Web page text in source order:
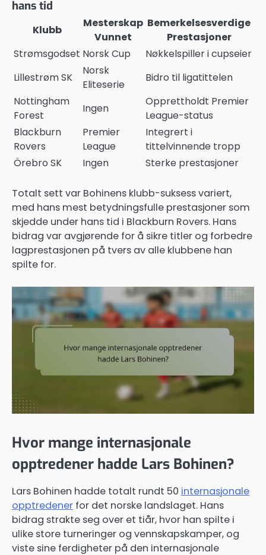
hans tid
Klubb
Mesterskap
Vunnet
Bemerkelsesverdige
Prestasjoner
Strømsgodset Norsk Cup
Nøkkelspiller i cupseier
Lillestrøm SK
Norsk
Eliteserie
Bidro til ligatittelen
Nottingham
Forest
Ingen
Opprettholdt Premier
League-status
Blackburn
Rovers
Premier
League
Integrert i
tittelvinnende tropp
Örebro SK
Ingen Sterke prestasjoner
Totalt sett var Bohinens klubb-suksess variert,
med hans mest betydningsfulle prestasjoner som
skjedde under hans tid i Blackburn Rovers. Hans
bidrag var avgjørende for å sikre titler og forbedre
lagprestasjonen på tvers av alle klubbene han
spilte for.
Hvor mange internasjonale
opptredener hadde Lars Bohinen?
Lars Bohinen hadde totalt rundt 50 internasjonale
opptredener for det norske landslaget. Hans
bidrag strakte seg over et tiår, hvor han spilte i
ulike store turneringer og vennskapskamper, og
viste sine ferdigheter på den internasjonale